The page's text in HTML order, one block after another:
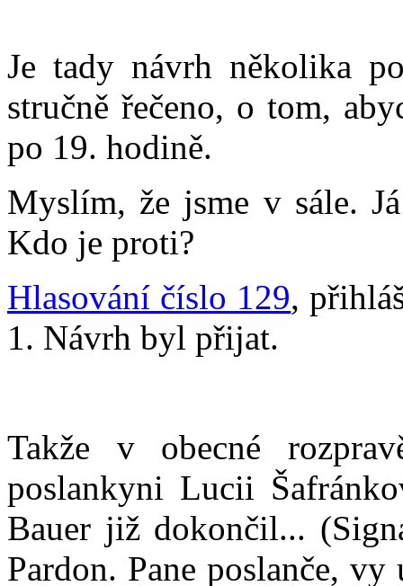
Je tady návrh několika
stručně řečeno, o tom,
po 19. hodině.
Myslím, že jsme v sále.
Kdo je proti?
Hlasování číslo 129,
1. Návrh byl přijat.
Takže v obecné
poslankyni Lucii
Bauer již dokončil...
Pardon. Pane poslanče,